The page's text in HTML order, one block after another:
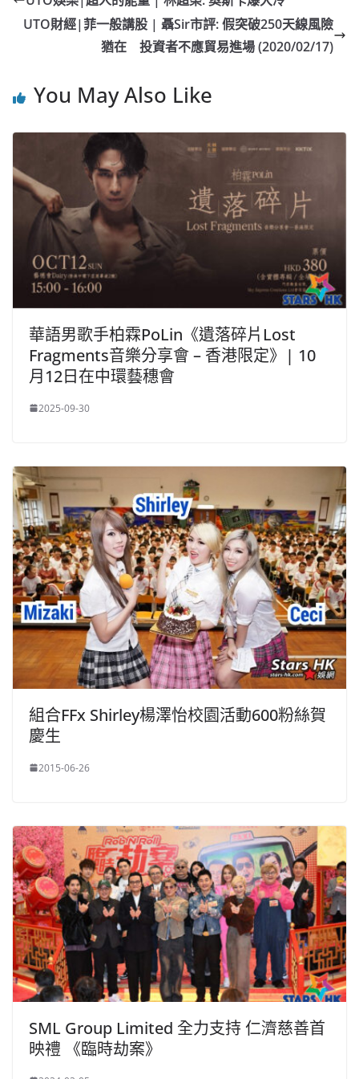
b
k
ei
b
A
p
at Li
n
UTO財經|菲一般講股 | 聶Sir市評: 假突破250天線風險
猶在 投資者不應貿易進場 (2020/02/17)
You May Also Like
華語男歌手柏霖PoLin《遺落碎片Lost
Fragments音樂分享會 – 香港限定》| 10
月12日在中環藝穗會
2025-09-30
組合FFx Shirley楊澤怡校園活動600粉絲賀
慶生
2015-06-26
SML Group Limited 全力支持 仁濟慈善首
映禮 《臨時劫案》